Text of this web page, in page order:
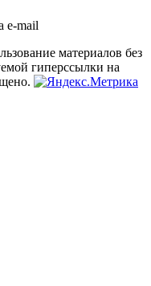
e-mail
материалов без
гиперссылки на